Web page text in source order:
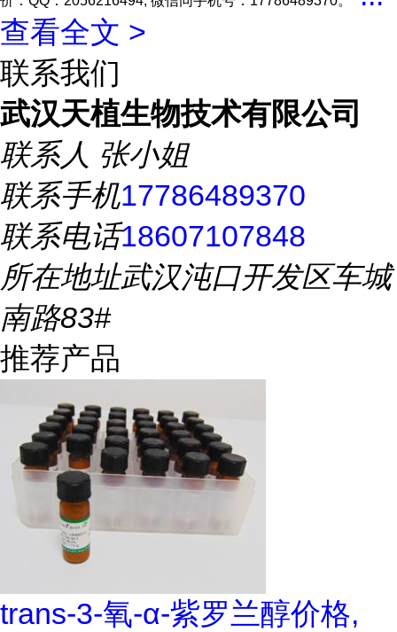
查看全文 >
联系我们
武汉天植生物技术有限公司
联系人 张小姐
联系手机17786489370
联系电话18607107848
所在地址武汉沌口开发区车城
南路83#
推荐产品
trans-3-氧-α-紫罗兰醇价格,